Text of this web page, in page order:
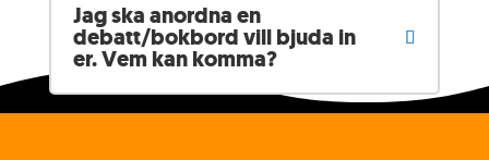
Jag ska anordna en
debatt/bokbord vill bjuda in
er. Vem kan komma?